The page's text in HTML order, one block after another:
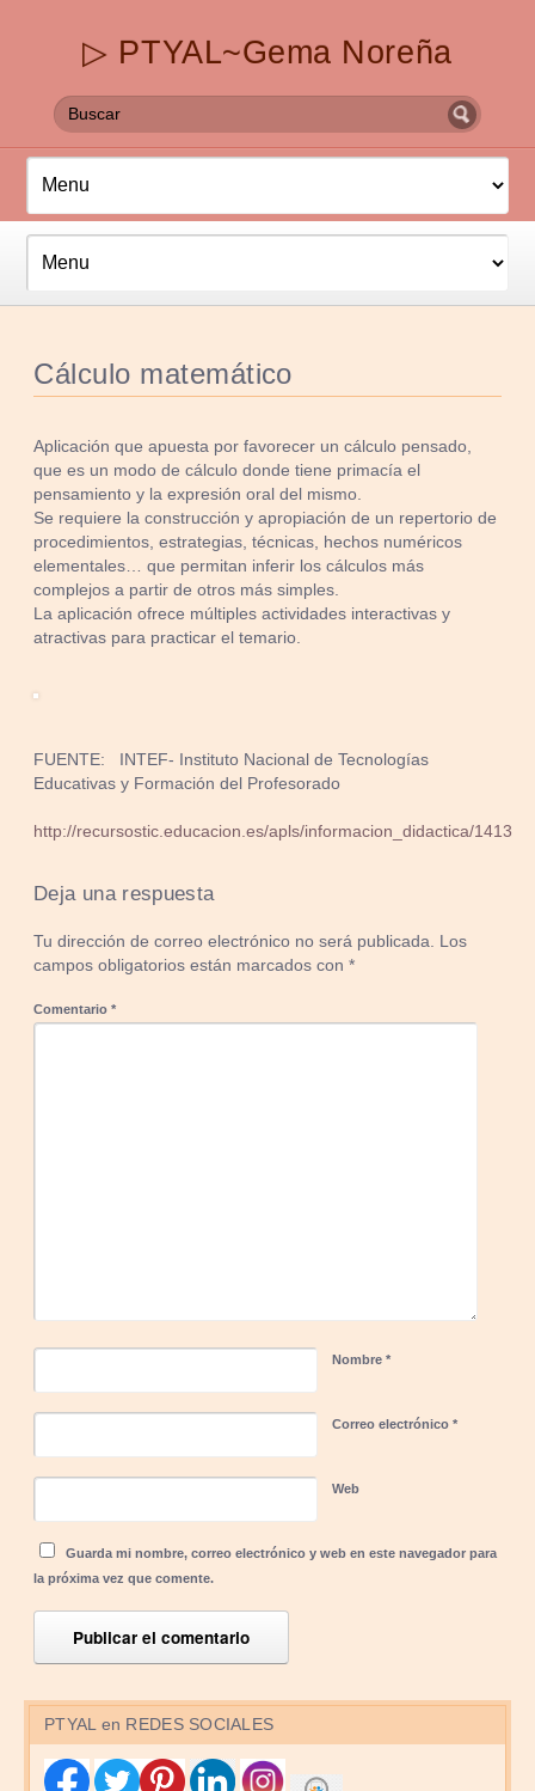
▷ PTYAL~Gema Noreña
Cálculo matemático
Aplicación que apuesta por favorecer un cálculo pensado,
que es un modo de cálculo donde tiene primacía el
pensamiento y la expresión oral del mismo.
Se requiere la construcción y apropiación de un repertorio de
procedimientos, estrategias, técnicas, hechos numéricos
elementales… que permitan inferir los cálculos más
complejos a partir de otros más simples.
La aplicación ofrece múltiples actividades interactivas y
atractivas para practicar el temario.
FUENTE: INTEF- Instituto Nacional de Tecnologías
Educativas y Formación del Profesorado
http://recursostic.educacion.es/apls/informacion_didactica/1413
Deja una respuesta
Tu dirección de correo electrónico no será publicada.
Los
campos obligatorios están marcados con*
Comentario*
Nombre*
Correo electrónico*
Web
Guarda mi nombre, correo electrónico y web en este navegador para
la próxima vez que comente.
PTYAL en REDES SOCIALES